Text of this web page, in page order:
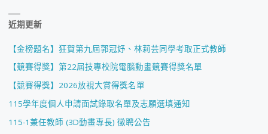
近期更新
【金榜題名】狂賀第九屆郭冠妤、林莉芸同學考取正式教師
【競賽得獎】第22屆技專校院電腦動畫競賽得獎名單
【競賽得獎】2026放視大賞得獎名單
115學年度個人申請面試錄取名單及志願選填通知
115-1兼任教師 (3D動畫專長) 徵聘公告